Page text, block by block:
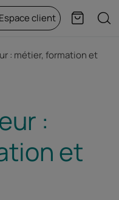
Espace client Panier
: métier, formation et
:
et